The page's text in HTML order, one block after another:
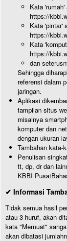
Kata
https://
Kata 'pintar'
https://
Kata
https://
dan
Sehingga
referensi dalam
jaringan.
Aplikasi
tampilan situs
misalnya
komputer dan
dengan ukuran
Tambahan kata-
Penulisan
tt, dp, dr dan
KBBI
✔ Informasi
Tidak semua hasil
atau 3 huruf, akan
kata "Memuat"
akan dibatasi